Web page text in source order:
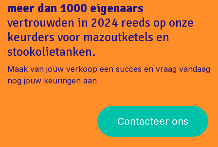
meer dan 1000 eigenaars
vertrouwden in 2024 reeds op onze
keurders voor mazoutketels en
stookolietanken.
Maak van jouw verkoop een succes en vraag vandaag
nog jouw keuringen aan
Contacteer ons